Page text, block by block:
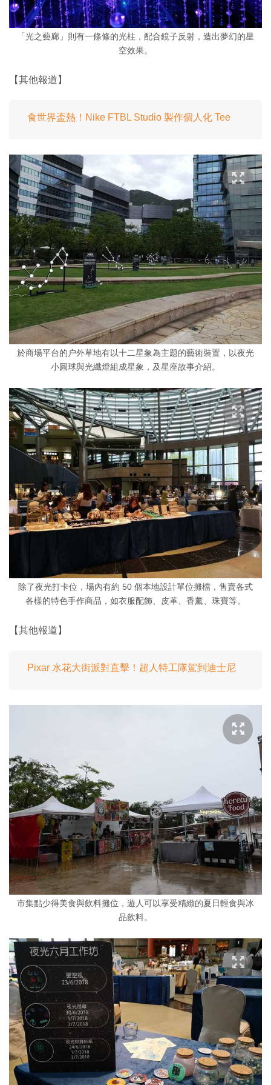
「光之藝廊」則有一條條的光柱，配合鏡子反射，造出夢幻的星
空效果。
【其他報道】
食世界盃熱！Nike FTBL Studio 製作個人化 Tee
於商場平台的户外草地有以十二星象為主題的藝術裝置，以夜光
小圓球與光纖燈組成星象，及星座故事介紹。
除了夜光打卡位，場內有約 50 個本地設計單位攤檔，售賣各式
各樣的特色手作商品，如衣服配飾、皮革、香薰、珠寶等。
【其他報道】
Pixar 水花大街派對直擊！超人特工隊駕到迪士尼
市集點少得美食與飲料攤位，遊人可以享受精緻的夏日輕食與冰
品飲料。